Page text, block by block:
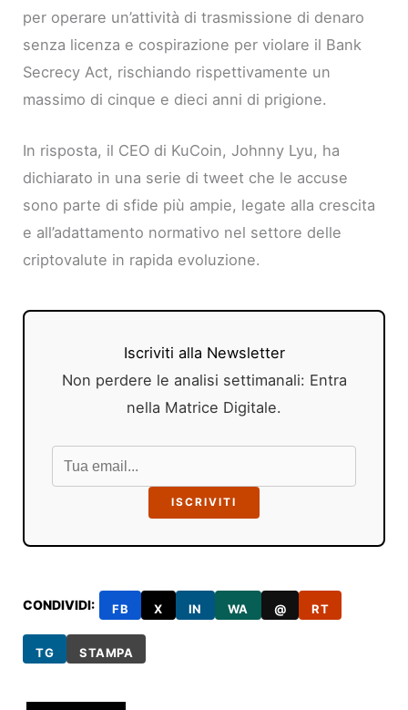
per operare un’attività di trasmissione di denaro
senza licenza e cospirazione per violare il Bank
Secrecy Act, rischiando rispettivamente un
massimo di cinque e dieci anni di prigione.
In risposta, il CEO di KuCoin, Johnny Lyu, ha
dichiarato in una serie di tweet che le accuse
sono parte di sfide più ampie, legate alla crescita
e all’adattamento normativo nel settore delle
criptovalute in rapida evoluzione.
Iscriviti alla Newsletter
Non perdere le analisi settimanali: Entra
nella Matrice Digitale.
ISCRIVITI
CONDIVIDI: FB X IN WA @ RT
TG STAMPA